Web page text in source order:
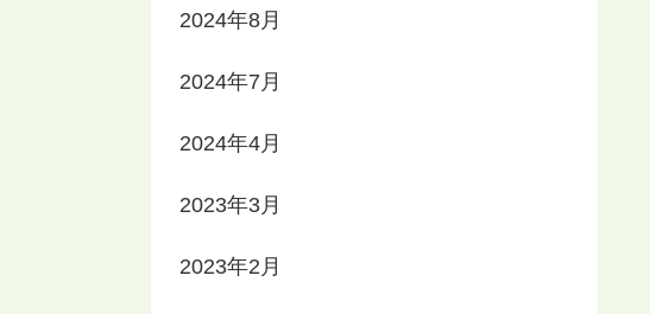
2024年8月
2024年7月
2024年4月
2023年3月
2023年2月